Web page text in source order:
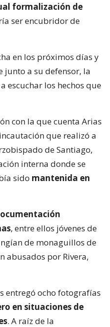
formalización de
ser encubridor de
en los próximos días y
junto a su defensor, la
escuchar los hechos que
con la que cuenta Arias
que realizó a
de Santiago,
interna donde se
sido mantenida en
, entre ellos jóvenes de
de monaguillos de
abusados por Rivera,
entregó ocho fotografías
en situaciones de
. A raíz de la